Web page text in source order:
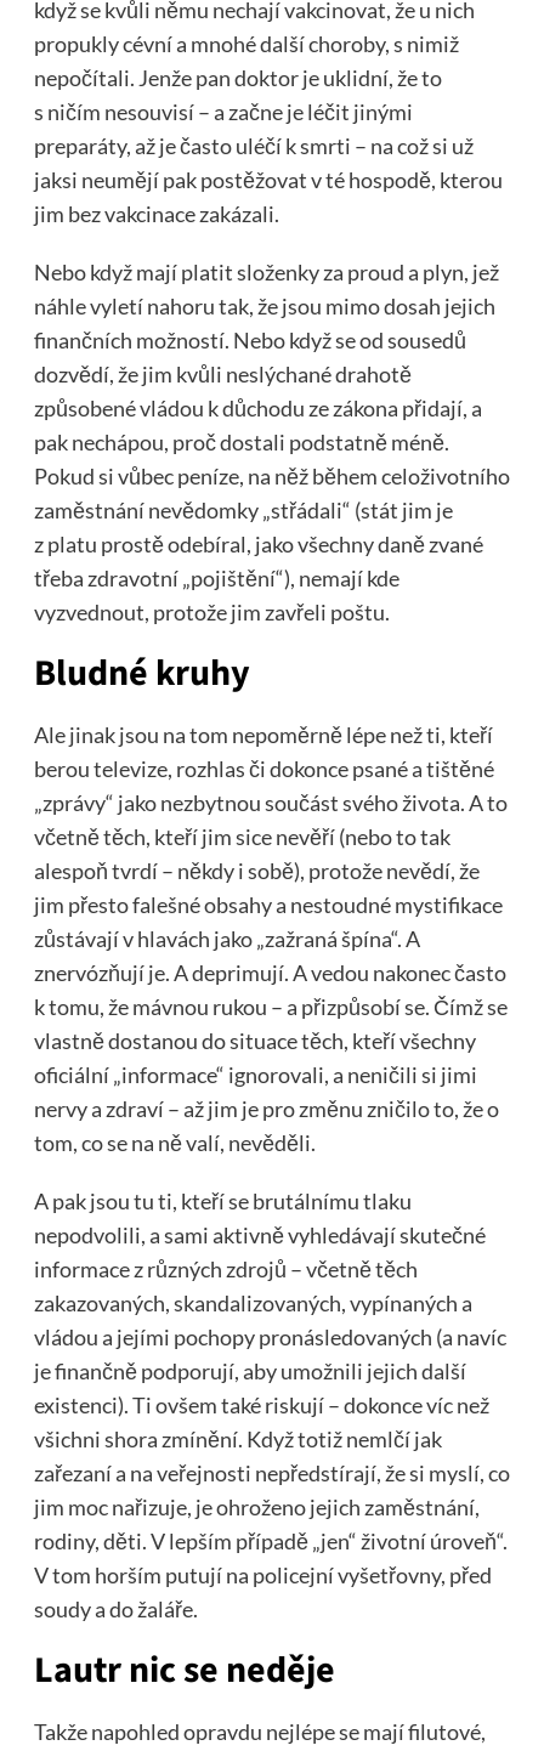
když se kvůli němu nechají vakcinovat, že u nich
propukly cévní a mnohé další choroby, s nimiž
nepočítali. Jenže pan doktor je uklidní, že to
s ničím nesouvisí – a začne je léčit jinými
preparáty, až je často uléčí k smrti – na což si už
jaksi neumějí pak postěžovat v té hospodě, kterou
jim bez vakcinace zakázali.
Nebo když mají platit složenky za proud a plyn, jež
náhle vyletí nahoru tak, že jsou mimo dosah jejich
finančních možností. Nebo když se od sousedů
dozvědí, že jim kvůli neslýchané drahotě
způsobené vládou k důchodu ze zákona přidají, a
pak nechápou, proč dostali podstatně méně.
Pokud si vůbec peníze, na něž během celoživotního
zaměstnání nevědomky „střádali“ (stát jim je
z platu prostě odebíral, jako všechny daně zvané
třeba zdravotní „pojištění“), nemají kde
vyzvednout, protože jim zavřeli poštu.
Bludné kruhy
Ale jinak jsou na tom nepoměrně lépe než ti, kteří
berou televize, rozhlas či dokonce psané a tištěné
„zprávy“ jako nezbytnou součást svého života. A to
včetně těch, kteří jim sice nevěří (nebo to tak
alespoň tvrdí – někdy i sobě), protože nevědí, že
jim přesto falešné obsahy a nestoudné mystifikace
zůstávají v hlavách jako „zažraná špína“. A
znervózňují je. A deprimují. A vedou nakonec často
k tomu, že mávnou rukou – a přizpůsobí se. Čímž se
vlastně dostanou do situace těch, kteří všechny
oficiální „informace“ ignorovali, a neničili si jimi
nervy a zdraví – až jim je pro změnu zničilo to, že o
tom, co se na ně valí, nevěděli.
A pak jsou tu ti, kteří se brutálnímu tlaku
nepodvolili, a sami aktivně vyhledávají skutečné
informace z různých zdrojů – včetně těch
zakazovaných, skandalizovaných, vypínaných a
vládou a jejími pochopy pronásledovaných (a navíc
je finančně podporují, aby umožnili jejich další
existenci). Ti ovšem také riskují – dokonce víc než
všichni shora zmínění. Když totiž nemlčí jak
zařezaní a na veřejnosti nepředstírají, že si myslí, co
jim moc nařizuje, je ohroženo jejich zaměstnání,
rodiny, děti. V lepším případě „jen“ životní úroveň“.
V tom horším putují na policejní vyšetřovny, před
soudy a do žaláře.
Lautr nic se neděje
Takže napohled opravdu nejlépe se mají filutové,